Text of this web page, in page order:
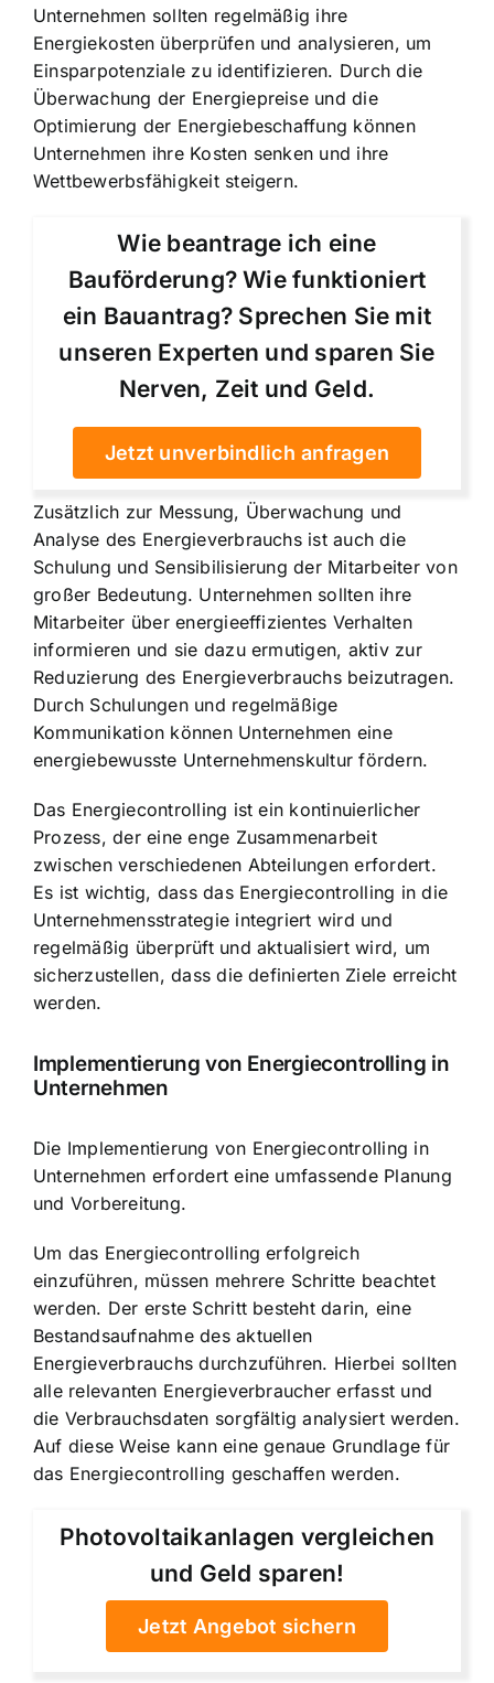
Unternehmen sollten regelmäßig ihre
Energiekosten überprüfen und analysieren, um
Einsparpotenziale zu identifizieren. Durch die
Überwachung der Energiepreise und die
Optimierung der Energiebeschaffung können
Unternehmen ihre Kosten senken und ihre
Wettbewerbsfähigkeit steigern.
Wie beantrage ich eine
Bauförderung? Wie funktioniert
ein Bauantrag? Sprechen Sie mit
unseren Experten und sparen Sie
Nerven, Zeit und Geld.
Jetzt unverbindlich anfragen
Zusätzlich zur Messung, Überwachung und
Analyse des Energieverbrauchs ist auch die
Schulung und Sensibilisierung der Mitarbeiter von
großer Bedeutung. Unternehmen sollten ihre
Mitarbeiter über energieeffizientes Verhalten
informieren und sie dazu ermutigen, aktiv zur
Reduzierung des Energieverbrauchs beizutragen.
Durch Schulungen und regelmäßige
Kommunikation können Unternehmen eine
energiebewusste Unternehmenskultur fördern.
Das Energiecontrolling ist ein kontinuierlicher
Prozess, der eine enge Zusammenarbeit
zwischen verschiedenen Abteilungen erfordert.
Es ist wichtig, dass das Energiecontrolling in die
Unternehmensstrategie integriert wird und
regelmäßig überprüft und aktualisiert wird, um
sicherzustellen, dass die definierten Ziele erreicht
werden.
Implementierung von Energiecontrolling in
Unternehmen
Die Implementierung von Energiecontrolling in
Unternehmen erfordert eine umfassende Planung
und Vorbereitung.
Um das Energiecontrolling erfolgreich
einzuführen, müssen mehrere Schritte beachtet
werden. Der erste Schritt besteht darin, eine
Bestandsaufnahme des aktuellen
Energieverbrauchs durchzuführen. Hierbei sollten
alle relevanten Energieverbraucher erfasst und
die Verbrauchsdaten sorgfältig analysiert werden.
Auf diese Weise kann eine genaue Grundlage für
das Energiecontrolling geschaffen werden.
Photovoltaikanlagen vergleichen
und Geld sparen!
Jetzt Angebot sichern